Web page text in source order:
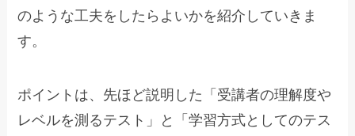
のような工夫をしたらよいかを紹介していきま
す。
ポイントは、先ほど説明した「受講者の理解度や
レベルを測るテスト」と「学習方式としてのテス